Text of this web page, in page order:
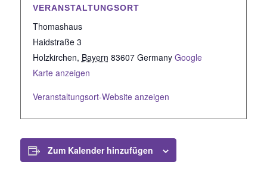
VERANSTALTUNGSORT
Thomashaus
Haidstraße 3
Holzkirchen, Bayern 83607 Germany Google
Karte anzeigen
Veranstaltungsort-Website anzeigen
Zum Kalender hinzufügen